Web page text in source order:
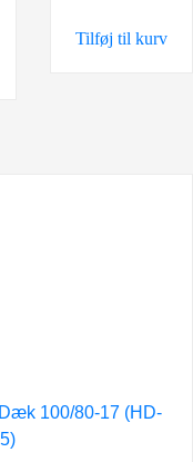
Tilføj til kurv